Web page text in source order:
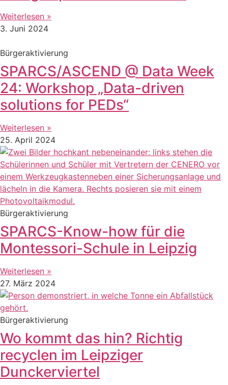
Weiterlesen »
3. Juni 2024
Bürgeraktivierung
SPARCS/ASCEND @ Data Week
24: Workshop „Data-driven
solutions for PEDs“
Weiterlesen »
25. April 2024
Bürgeraktivierung
SPARCS-Know-how für die
Montessori-Schule in Leipzig
Weiterlesen »
27. März 2024
Bürgeraktivierung
Wo kommt das hin? Richtig
recyclen im Leipziger
Dunckerviertel